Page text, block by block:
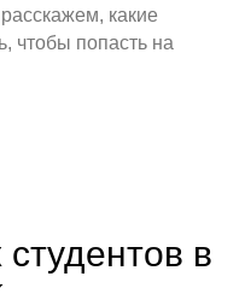
какие
чтобы попасть на
в